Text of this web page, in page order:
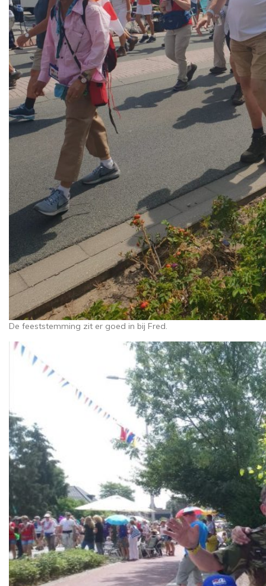
De feeststemming zit er goed in bij Fred.